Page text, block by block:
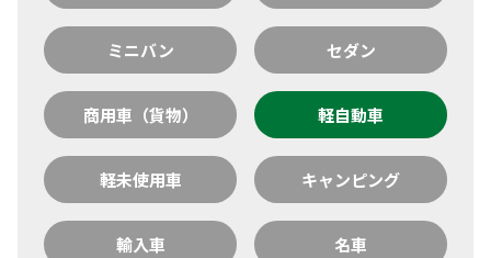
ミニバン セダン
商用車（貨物） 軽自動車
軽未使用車 キャンピング
輸入車 名車